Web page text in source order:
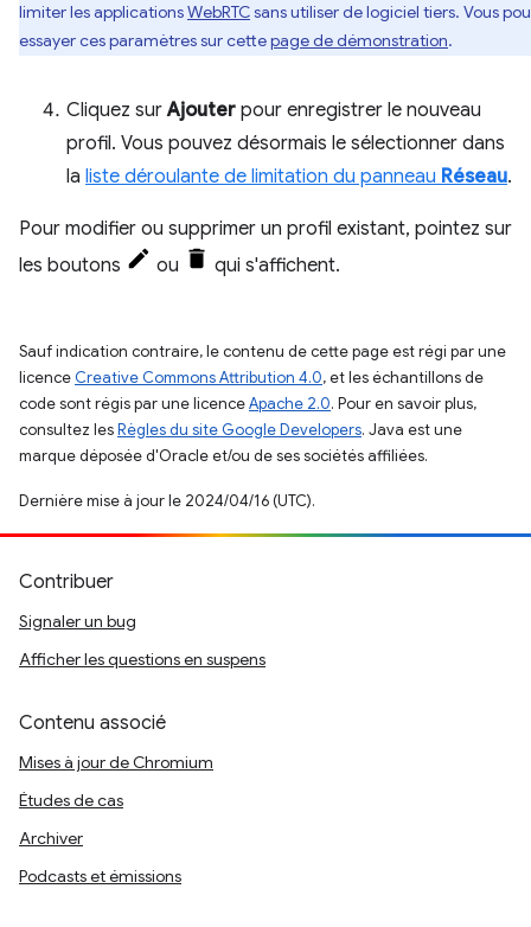
limiter les applicationsWebRTCsans utiliser de logiciel tiers. Vous
essayer ces paramètres sur cettepage de démonstration.
Cliquez surAjouter pour enregistrer le nouveau
profil. Vous pouvez désormais le sélectionner dans
la liste déroulante de limitation du panneau Réseau.
Pour modifier ou supprimer un profil existant, pointez sur
les boutons
ou qui s'affichent.
Sauf indication contraire, le contenu de cette page est régi par une
licence Creative Commons Attribution 4.0, et les échantillons de
code sont régis par une licenceApache 2.0. Pour en savoir plus,
consultez lesRègles du site Google Developers. Java est une
marque déposée d'Oracle et/ou de ses sociétés affiliées.
Dernière mise à jour le 2024/04/16 (UTC).
Contribuer
Signaler un bug
Afficher les questions en suspens
Contenu associé
Mises à jour de Chromium
Études de cas
Archiver
Podcasts et émissions